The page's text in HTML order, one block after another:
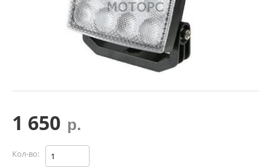
1 650 р.
Кол-во: